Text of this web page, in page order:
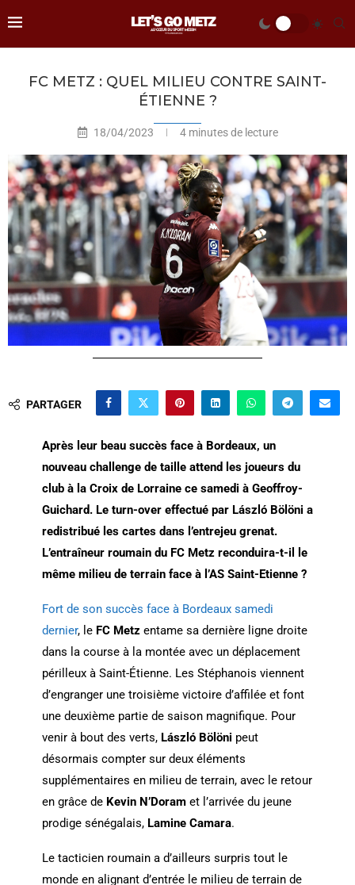
FC METZ : QUEL MILIEU CONTRE SAINT-
ÉTIENNE ?
18/04/2023 4 minutes de lecture
PARTAGER
Après leur beau succès face à Bordeaux, un
nouveau challenge de taille attend les joueurs du
club à la Croix de Lorraine ce samedi à Geoffroy-
Guichard. Le turn-over effectué par László Bölöni a
redistribué les cartes dans l’entrejeu grenat.
L’entraîneur roumain du FC Metz reconduira-t-il le
même milieu de terrain face à l’AS Saint-Etienne ?
Fort de son succès face à Bordeaux samedi
dernier, le FC Metzentame sa dernière ligne droite
dans la course à la montée avec un déplacement
périlleux à Saint-Étienne. Les Stéphanois viennent
d’engranger une troisième victoire d’affilée et font
une deuxième partie de saison magnifique. Pour
venir à bout des verts, László Bölöni peut
désormais compter sur deux éléments
supplémentaires en milieu de terrain, avec le retour
en grâce de Kevin N’Doramet l’arrivée du jeune
prodige sénégalais, Lamine Camara.
Le tacticien roumain a d’ailleurs surpris tout le
monde en alignant d’entrée le milieu de terrain de